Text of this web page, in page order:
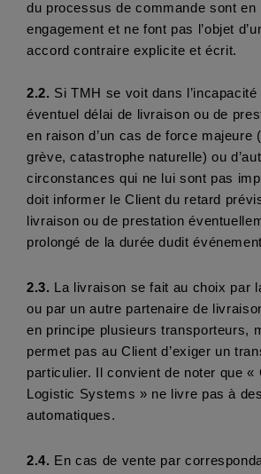
du processus de commande sont en
engagement et ne font pas l’objet
accord contraire explicite et écrit.
2.2. Si TMH se voit dans
éventuel délai de livraison ou de
en raison d’un cas de force majeure
grève, catastrophe naturelle) ou
circonstances qui ne lui sont pas
doit informer le Client du retard
livraison ou de prestation
prolongé de la durée dudit
2.3. La livraison se fait au choix par
ou par un autre partenaire de
en principe plusieurs transporteurs,
permet pas au Client d’exiger un
particulier. Il convient de noter que «
Logistic Systems » ne livre pas à
automatiques.
2.4. En cas de vente par